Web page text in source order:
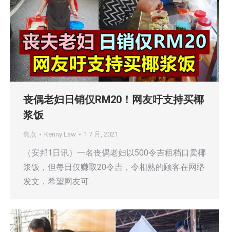
丧偶老妇日销仅RM20！网友吁支持买椰
浆饭
焦点 Kenny Law 1 7 月, 2021
（安邦1日讯）一名丧偶老妇以500令吉租档口卖椰
浆饭，但每日仅赚取20令吉，令相熟的顾客在网络
发文，希望网友可…